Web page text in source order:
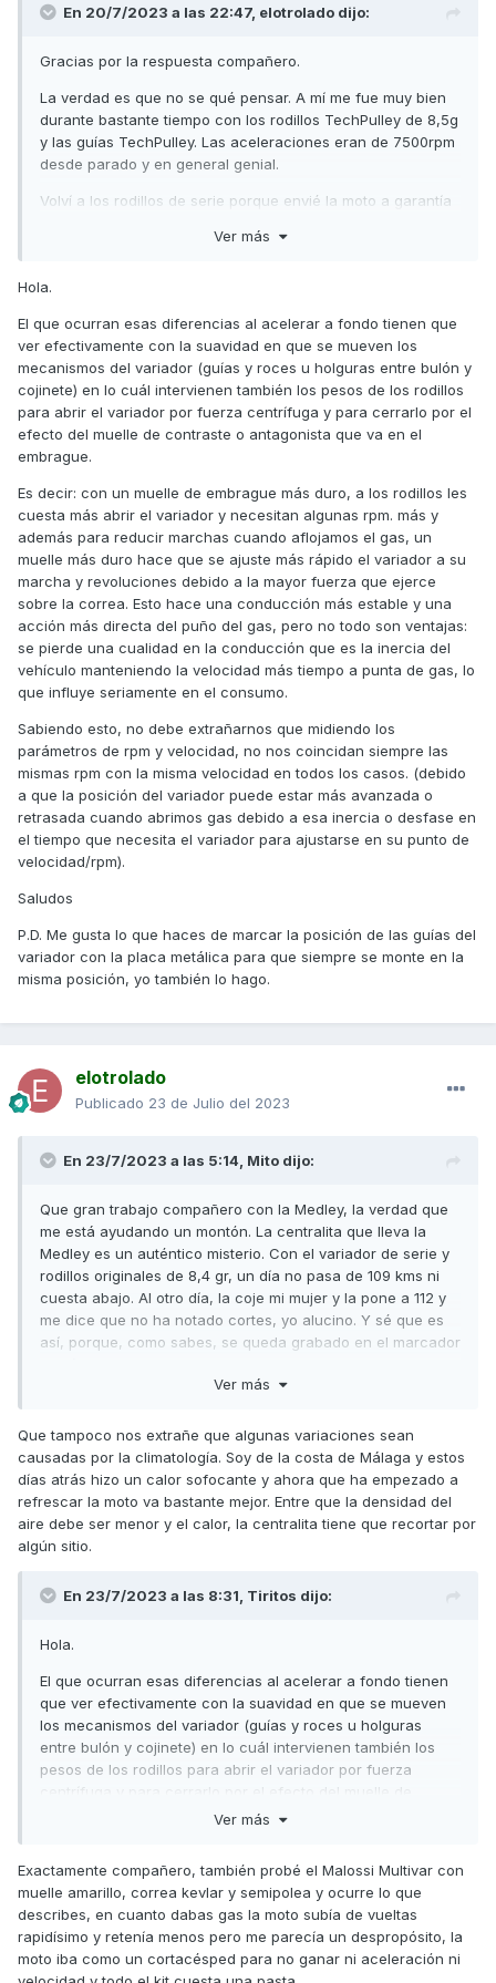
En 20/7/2023 a las 22:47, elotrolado dijo:
Gracias por la respuesta compañero.
La verdad es que no se qué pensar. A mí me fue muy bien
durante bastante tiempo con los rodillos TechPulley de 8,5g
y las guías TechPulley. Las aceleraciones eran de 7500rpm
desde parado y en general genial.
Volví a los rodillos de serie porque envié la moto a garantía
actualización. Que por cierto le dio mucha fuerza a la moto.
Reinstale los rodillos TechPulley y con la actualización iba
esperando un día meterle los de 9g para aprovechar esa
fuerza extra que fue cuando empecé a escribir en el hilo y
ahora la moto aún llevando 8.5g no va igual...
Por ejemplo los DrPulley de 8.5g iban bastante bien, sobre
las 7500rpm a tope cosa que no me explico por qué los
Tech siendo más agresivos van peor.
En fin le haré kms y ya está, seguro que deben soltarse
porque no tiene explicación.
Lo que comentas de las arandelas es algo muy interesante
porque le das un comportamiento en parado que con los
rodillos es imposible conseguir pero claro del mismo
tamaño que el bulón para no dañar la correa no?
ACTUALIZO
Definitivamente lo de esta moto no lo entiendo
recados va perfecta. SIN HACER NADA.
Os ilustoó porque he conectado la APP para registrar los
datos (debía haberlo hecho antes)
Aquí tenemos velocidad y revoluciones, ambas gráficas
están sincronizadas. Podemos ver que aceleré a tope
desde parado y a 40km/h iba a 7350rpm (7 y una raya en el
velocímetro). Luego tuve que aflojar un poco por el tráfico y
unas 7950rpm a 75km/h
Esos valores son lo que esperaba de los rodillos TechPulley
Ver más
Hola.
El que ocurran esas diferencias al acelerar a fondo tienen que
ver efectivamente con la suavidad en que se mueven los
mecanismos del variador (guías y roces u holguras entre bulón y
cojinete) en lo cuál intervienen también los pesos de los rodillos
para abrir el variador por fuerza centrífuga y para cerrarlo por el
efecto del muelle de contraste o antagonista que va en el
embrague.
Es decir: con un muelle de embrague más duro, a los rodillos les
cuesta más abrir el variador y necesitan algunas rpm. más y
además para reducir marchas cuando aflojamos el gas, un
muelle más duro hace que se ajuste más rápido el variador a su
marcha y revoluciones debido a la mayor fuerza que ejerce
sobre la correa. Esto hace una conducción más estable y una
acción más directa del puño del gas, pero no todo son ventajas:
se pierde una cualidad en la conducción que es la inercia del
vehículo manteniendo la velocidad más tiempo a punta de gas, lo
que influye seriamente en el consumo.
Sabiendo esto, no debe extrañarnos que midiendo los
parámetros de rpm y velocidad, no nos coincidan siempre las
mismas rpm con la misma velocidad en todos los casos. (debido
a que la posición del variador puede estar más avanzada o
retrasada cuando abrimos gas debido a esa inercia o desfase en
el tiempo que necesita el variador para ajustarse en su punto de
velocidad/rpm).
Saludos
P.D. Me gusta lo que haces de marcar la posición de las guías del
variador con la placa metálica para que siempre se monte en la
misma posición, yo también lo hago.
elotrolado
Publicado 23 de Julio del 2023
En 23/7/2023 a las 5:14, Mito dijo:
Que gran trabajo compañero con la Medley, la verdad que
me está ayudando un montón. La centralita que lleva la
Medley es un auténtico misterio. Con el variador de serie y
rodillos originales de 8,4 gr, un día no pasa de 109 kms ni
cuesta abajo. Al otro día, la coje mi mujer y la pone a 112 y
me dice que no ha notado cortes, yo alucino. Y sé que es
así, porque, como sabes, se queda grabado en el marcador
contraste o correa.
Seguiremos informando jejejeje.
Gracias compañeros por esa gran ayuda que nos dais
Ver más
Que tampoco nos extrañe que algunas variaciones sean
causadas por la climatología. Soy de la costa de Málaga y estos
días atrás hizo un calor sofocante y ahora que ha empezado a
refrescar la moto va bastante mejor. Entre que la densidad del
aire debe ser menor y el calor, la centralita tiene que recortar por
algún sitio.
En 23/7/2023 a las 8:31, Tiritos dijo:
Hola.
El que ocurran esas diferencias al acelerar a fondo tienen
que ver efectivamente con la suavidad en que se mueven
los mecanismos del variador (guías y roces u holguras
entre bulón y cojinete) en lo cuál intervienen también los
pesos de los rodillos para abrir el variador por fuerza
centrífuga y para cerrarlo por el efecto del muelle de
contraste o antagonista que va en el embrague.
rodillos les cuesta más abrir el variador y necesitan algunas
rpm. más y además para reducir marchas cuando aflojamos
el gas, un muelle más duro hace que se ajuste más rápido
el variador a su marcha y revoluciones debido a la mayor
fuerza que ejerce sobre la correa. Esto hace una
Ver más
Exactamente compañero, también probé el Malossi Multivar con
muelle amarillo, correa kevlar y semipolea y ocurre lo que
describes, en cuanto dabas gas la moto subía de vueltas
rapidísimo y retenía menos pero me parecía un despropósito, la
moto iba como un cortacésped para no ganar ni aceleración ni